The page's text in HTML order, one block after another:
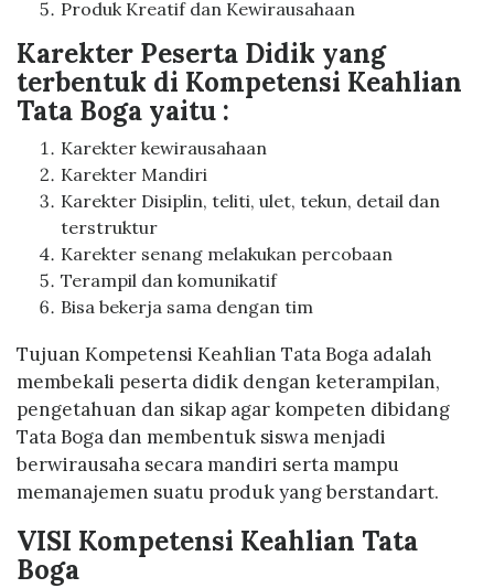
Produk Kreatif dan Kewirausahaan
Karekter Peserta Didik yang
terbentuk di Kompetensi Keahlian
Tata Boga yaitu :
Karekter kewirausahaan
Karekter Mandiri
Karekter Disiplin, teliti, ulet, tekun, detail dan
terstruktur
Karekter senang melakukan percobaan
Terampil dan komunikatif
Bisa bekerja sama dengan tim
Tujuan Kompetensi Keahlian Tata Boga adalah
membekali peserta didik dengan keterampilan,
pengetahuan dan sikap agar kompeten dibidang
Tata Boga dan membentuk siswa menjadi
berwirausaha secara mandiri serta mampu
memanajemen suatu produk yang berstandart.
VISI Kompetensi Keahlian Tata
Boga